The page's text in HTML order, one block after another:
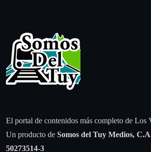
El portal de contenidos más completo de Los
Un producto de Somos del Tuy Medios,
50273514-3